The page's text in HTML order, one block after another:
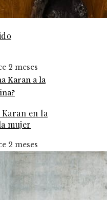
2 meses
en la
mujer
2 meses